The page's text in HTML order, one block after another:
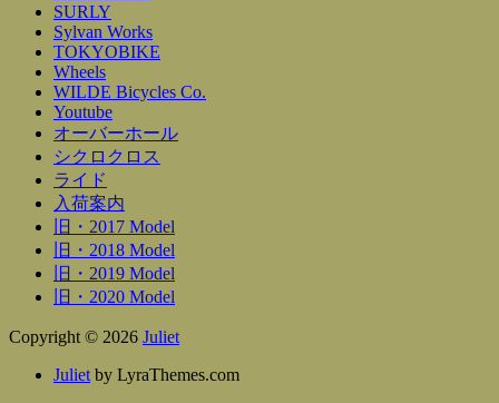
SURLY
Sylvan Works
TOKYOBIKE
Wheels
WILDE Bicycles Co.
Youtube
オーバーホール
シクロクロス
ライド
入荷案内
旧・2017 Model
旧・2018 Model
旧・2019 Model
旧・2020 Model
Copyright © 2026 Juliet
Juliet by LyraThemes.com